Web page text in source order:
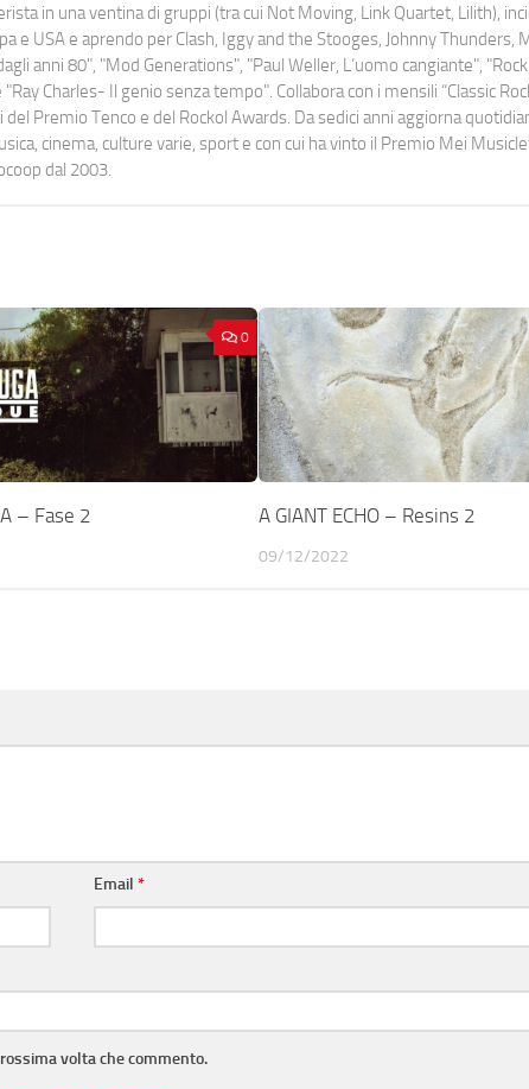
in una ventina di gruppi (tra cui Not Moving, Link Quartet, Lilith),
e USA e aprendo per Clash, Iggy and the Stooges, Johnny Thunders,
anni 80", "Mod Generations", "Paul Weller, L’uomo cangiante", "Rock
Charles- Il genio senza tempo". Collabora con i mensili “Classic
del Premio Tenco e del Rockol Awards. Da sedici anni aggiorna
cinema, culture varie, sport e con cui ha vinto il Premio Mei
dal 2003.
0
– Fase 2 A GIANT ECHO – Resins 2
09/12/2022
Email*
volta che commento.